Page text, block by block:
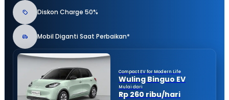
Diskon Charge 50%
Mobil Diganti Saat Perbaikan*
Compact EV for Modern Life
Wuling Binguo EV
Mulai dari
Rp 260 ribu/hari